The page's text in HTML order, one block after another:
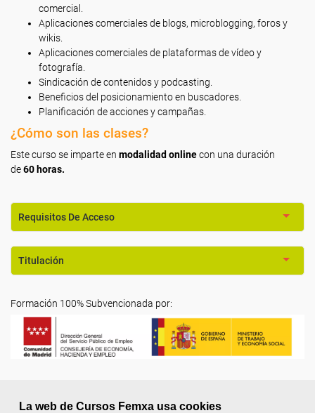
La web de Cursos Femxa usa cookies
comercial.
Aplicaciones comerciales de blogs, microblogging, foros y
wikis.
Aplicaciones comerciales de plataformas de vídeo y
fotografía.
Sindicación de contenidos y podcasting.
Beneficios del posicionamiento en buscadores.
Planificación de acciones y campañas.
¿Cómo son las clases?
Este curso se imparte en modalidad onlinecon una duración
de60 horas.
Requisitos De Acceso
Titulación
Formación 100% Subvencionada por:
Comentarios (0)